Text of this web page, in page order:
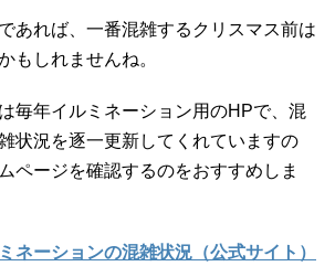
あれば、一番混雑するクリスマス前は
もしれませんね。
毎年イルミネーション用のHPで、混
状況を逐一更新してくれていますの
ページを確認するのをおすすめしま
ネーションの混雑状況（公式サイト）